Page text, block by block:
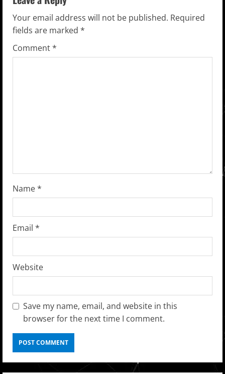
u
e
n
g
Your email address will not be published. Required
fields are marked *
Comment*
Name*
Email *
Website
Save my name, email, and website in this
browser for the next time I comment.